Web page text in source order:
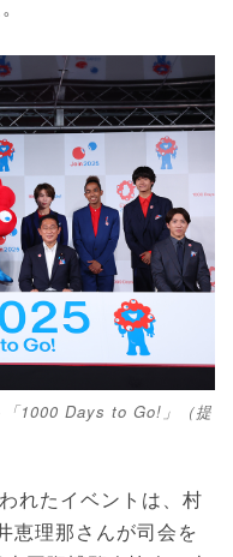
「1000 Days to Go!」（提
れたイベントは、村
恵理那さんが司会を